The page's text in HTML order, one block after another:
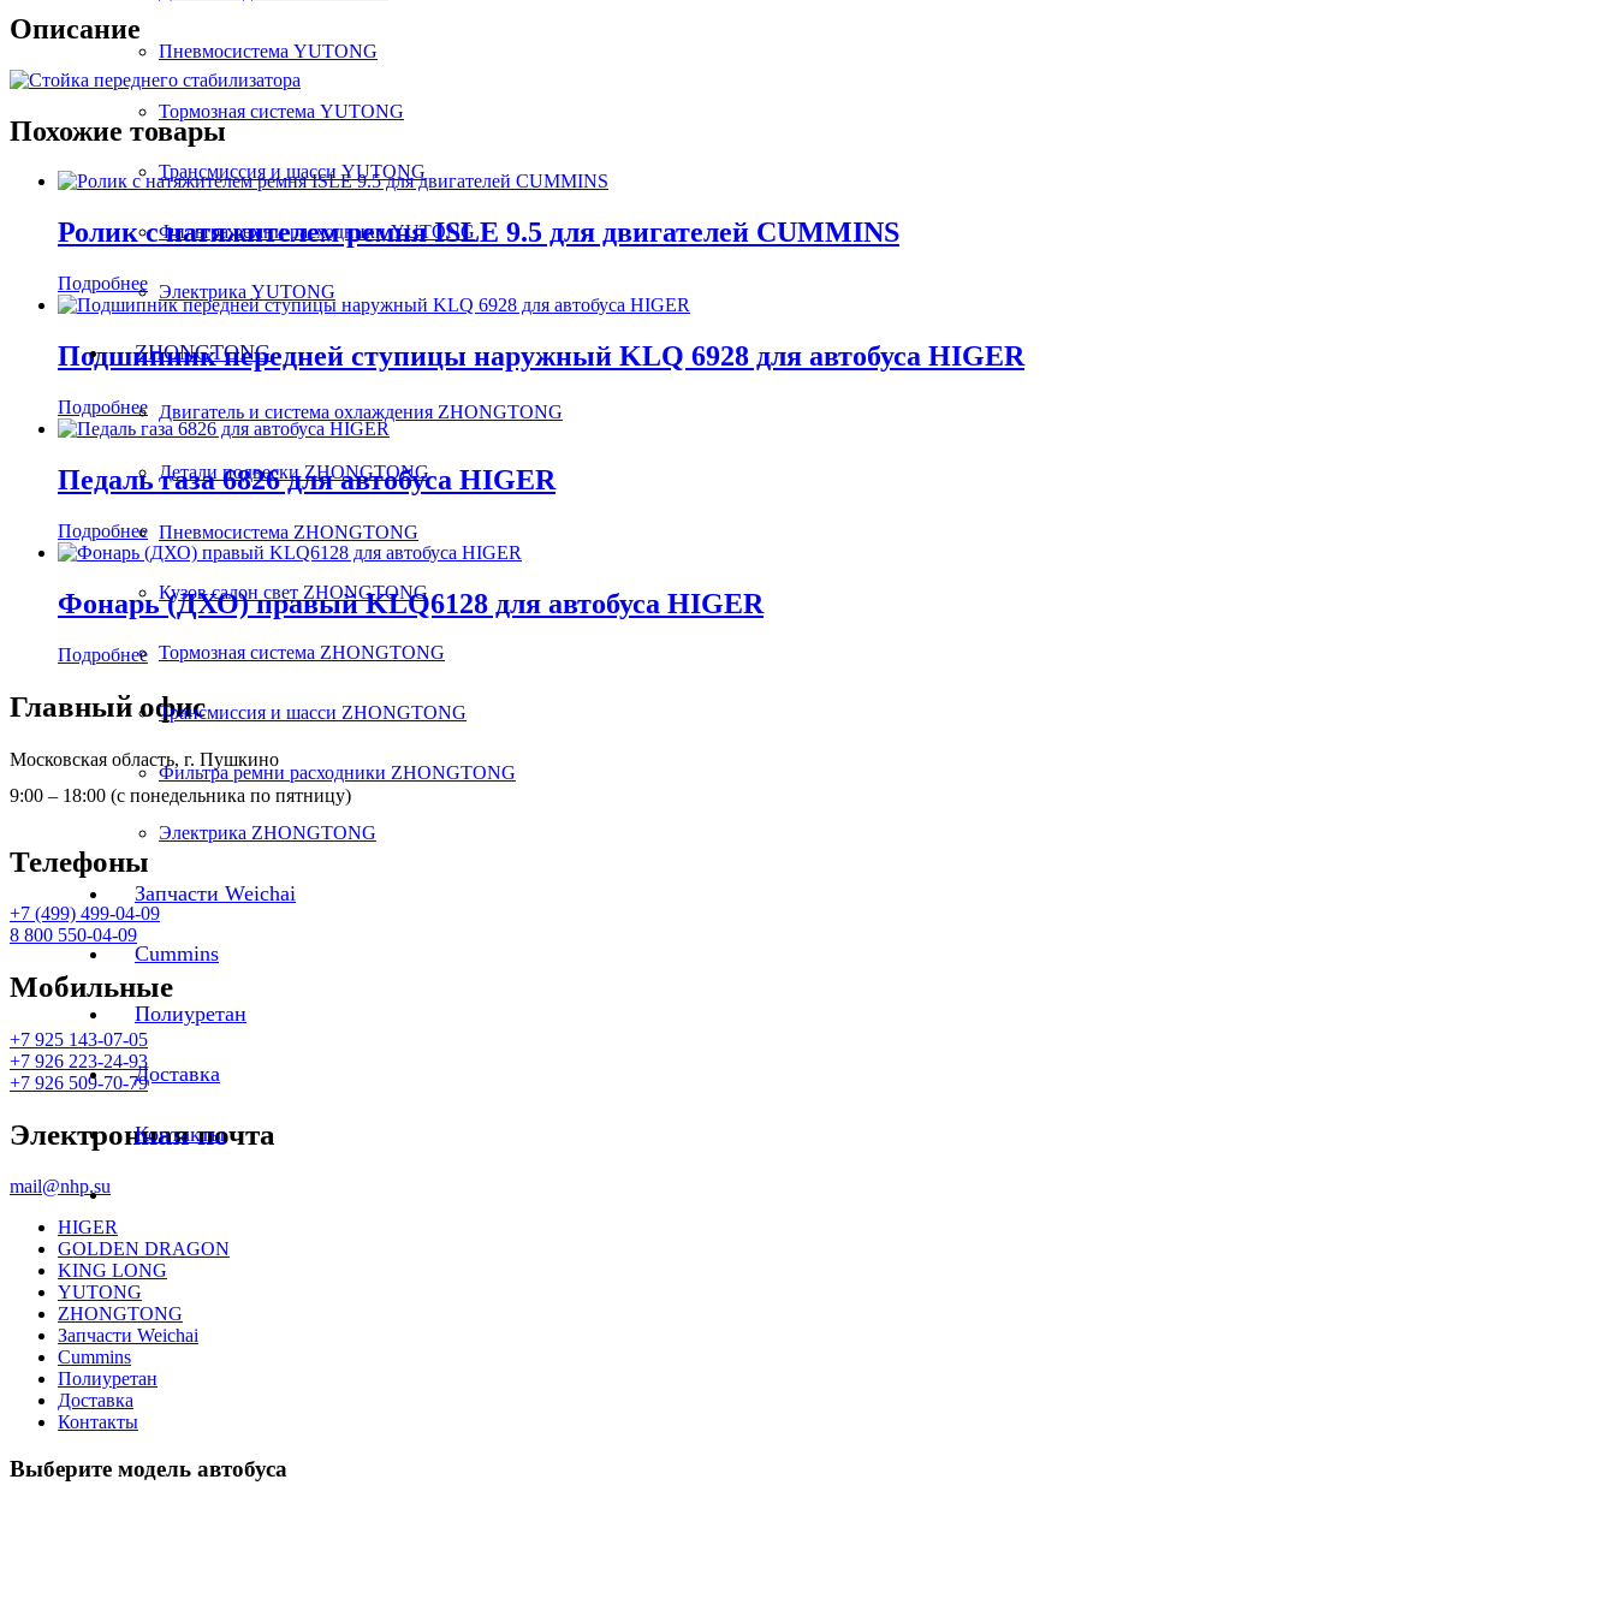
Пневмосистема YUTONG
Тормозная система YUTONG
Трансмиссия и шасси YUTONG
Фильтра ремни расходники YUTONG
Электрика YUTONG
ZHONGTONG
Двигатель и система охлаждения ZHONGTONG
Детали подвески ZHONGTONG
Пневмосистема ZHONGTONG
Кузов салон свет ZHONGTONG
Тормозная система ZHONGTONG
Трансмиссия и шасси ZHONGTONG
Фильтра ремни расходники ZHONGTONG
Электрика ZHONGTONG
Запчасти Weichai
Cummins
Полиуретан
Доставка
Контакты
Описание
Похожие товары
Ролик с натяжителем ремня ISLE 9.5 для двигателей CUMMINS
Подробнее
Подшипник передней ступицы наружный KLQ 6928 для автобуса HIGER
Подробнее
Педаль газа 6826 для автобуса HIGER
Подробнее
Фонарь (ДХО) правый KLQ6128 для автобуса HIGER
Подробнее
Главный офис
Московская область, г. Пушкино
9:00 – 18:00 (с понедельника по пятницу)
Телефоны
+7 (499) 499-04-09
8 800 550-04-09
Мобильные
+7 925 143-07-05
+7 926 223-24-93
+7 926 509-70-79
Электронная почта
mail@nhp.su
HIGER
GOLDEN DRAGON
KING LONG
YUTONG
ZHONGTONG
Запчасти Weichai
Cummins
Полиуретан
Доставка
Контакты
Выберите модель автобуса